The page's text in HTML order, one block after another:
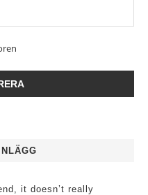
it doesn’t really